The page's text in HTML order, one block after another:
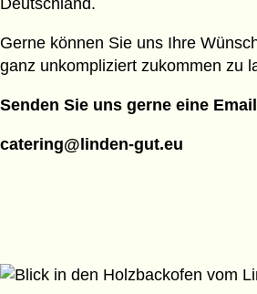
Deutschland.
Gerne können Sie uns Ihre
ganz unkompliziert zukommen zu
Senden Sie uns gerne eine
catering@linden-gut.eu